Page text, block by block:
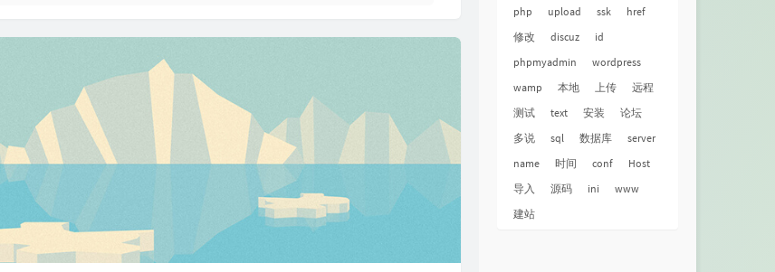
php upload ssk
href
修改
discuz
id
phpmyadmin
wordpress
wamp
本地 上传
远程
测试
text 安装
论坛
多说
sql 数据库
server
name
时间 conf
Host
导入
源码 ini
www
建站